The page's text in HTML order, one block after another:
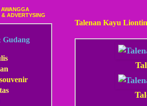
Talenan Kayu
& ADVERTYSING
Gudang